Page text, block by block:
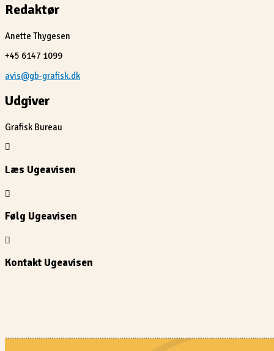
Redaktør
Anette Thygesen
+45 6147 1099
avis@gb-grafisk.dk
Udgiver
Grafisk Bureau
Læs Ugeavisen
Følg Ugeavisen
Kontakt Ugeavisen